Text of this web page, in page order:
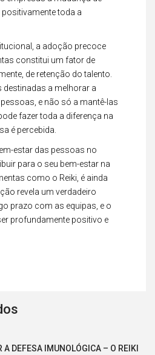
toda a
a adoção precoce
constitui um fator de
de retenção do talento.
destinadas a melhorar a
e não só a mantê-las
fazer toda a diferença na
é percebida.
estar das pessoas no
para o seu bem-estar na
como o Reiki, é ainda
revela um verdadeiro
prazo com as equipas, e o
profundamente positivo e
A DEFESA IMUNOLÓGICA – O REIKI